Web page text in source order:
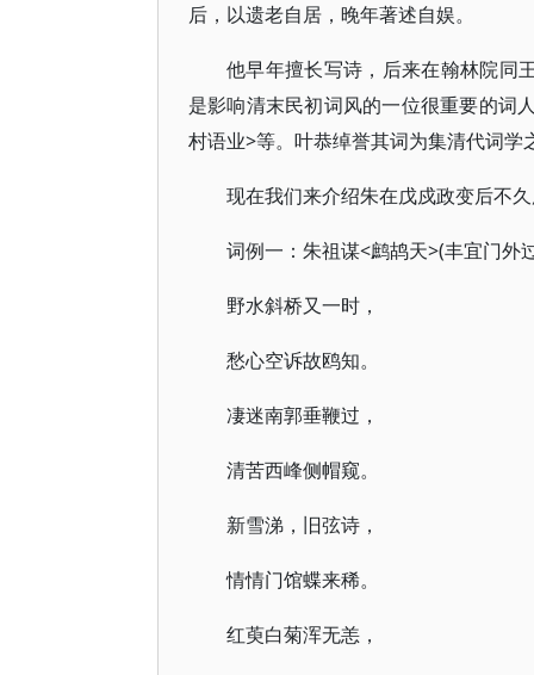
后，以遗老自居，晚年著述自娱。
他早年擅长写诗，后来在翰林院同
是影响清末民初词风的一位很重要的词
村语业>等。叶恭绰誉其词为集清代词
现在我们来介绍朱在戊戍政变后不
词例一：朱祖谋<鹧鸪天>(丰宜门外
野水斜桥又一时，
愁心空诉故鸥知。
凄迷南郭垂鞭过，
清苦西峰侧帽窥。
新雪涕，旧弦诗，
情情门馆蝶来稀。
红萸白菊浑无恙，